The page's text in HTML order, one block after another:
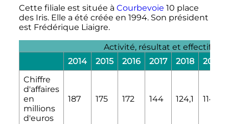
Cette filiale est située à Courbevoie 10 place
des Iris. Elle a été créée en 1994. Son président
est Frédérique Liaigre.
Activité, résultat et effectif
2014
2015 2016 2017 2018
2019
Chiffre
d'affaires
en
millions
d'euros
187 175 172 144 124,1 114,7